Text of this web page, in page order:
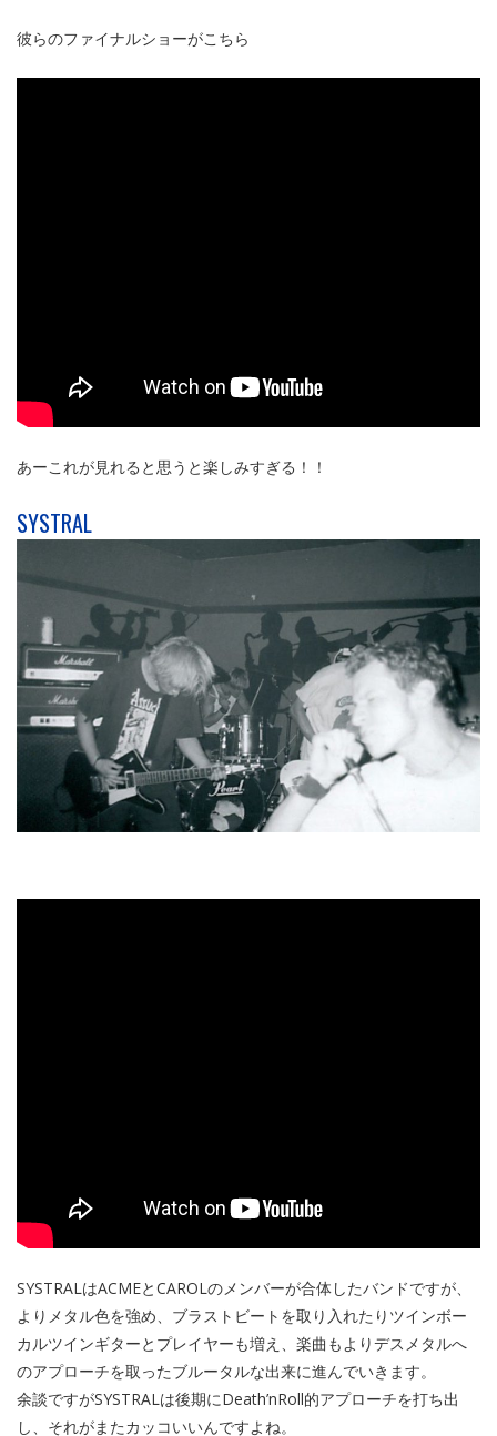
彼らのファイナルショーがこちら
あーこれが見れると思うと楽しみすぎる！！
SYSTRAL
SYSTRALはACMEとCAROLのメンバーが合体したバンドですが、
よりメタル色を強め、ブラストビートを取り入れたりツインボー
カルツインギターとプレイヤーも増え、楽曲もよりデスメタルへ
のアプローチを取ったブルータルな出来に進んでいきます。
余談ですがSYSTRALは後期にDeath’nRoll的アプローチを打ち出
し、それがまたカッコいいんですよね。